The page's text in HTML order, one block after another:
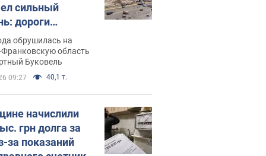
сильный
дороги
в реки.
обрушилась на
область
Буковель
09:27 40,1 т.
начислили
грн долга за
за показаний